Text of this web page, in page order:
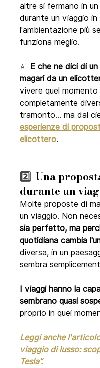
altre si fermano in
durante un viaggio
l'ambientazione più
funziona meglio.
⭐ E che ne dici di
magari da un
vivere quel
completamente
tramonto... ma dal
esperienze di
elicottero.
2️⃣ Una
durante un
Molte proposte di
un viaggio. Non
sia perfetto, ma
quotidiana cambia
diversa, in un
sembra
I viaggi hanno la
sembrano quasi
proprio in quei
Leggi anche
viaggio di lusso:
Tesla”.